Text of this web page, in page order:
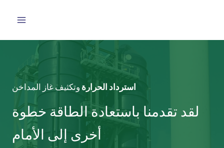
استرداد الحرارة وتكثيف غاز المداخن
لقد تقدمنا باستعادة الطاقة خطوة
أخرى إلى الأمام